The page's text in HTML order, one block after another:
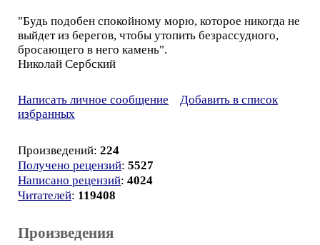
"Будь подобен спокойному морю, которое никогда не
выйдет из берегов, чтобы утопить безрассудного,
бросающего в него камень".
Николай Сербский
Написать личное сообщение
Добавить в список
избранных
Произведений: 224
Получено рецензий: 5527
Написано рецензий: 4024
Читателей: 119408
Произведения